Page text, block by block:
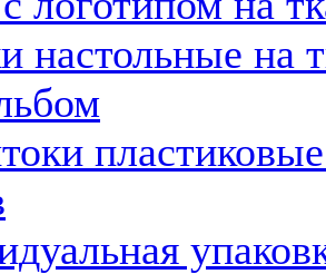
настольные на